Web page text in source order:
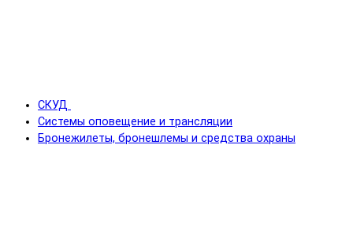
СКУД
Системы оповещение и трансляции
Бронежилеты, бронешлемы и средства охраны